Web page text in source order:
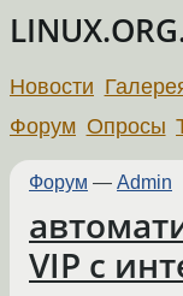
Новости
Форум Опросы
Форум — Admin
VIP с